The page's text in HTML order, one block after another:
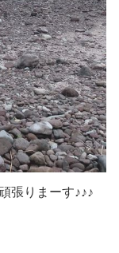
張りまーす♪♪♪